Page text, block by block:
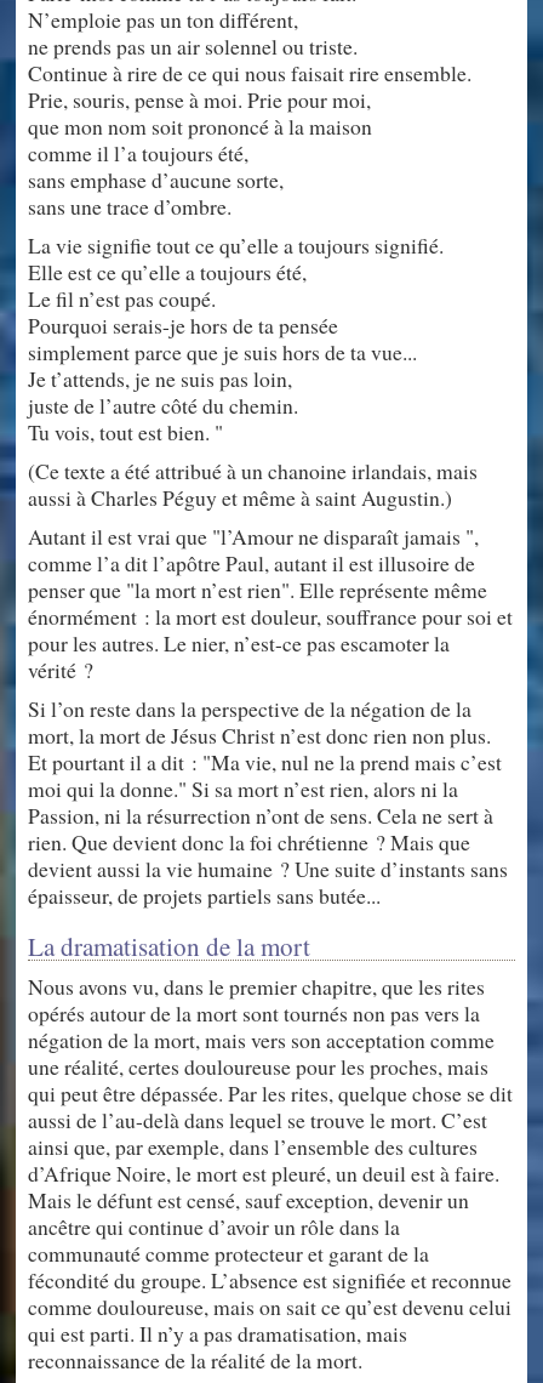
N’emploie pas un ton différent,
ne prends pas un air solennel ou triste.
Continue à rire de ce qui nous faisait rire ensemble.
Prie, souris, pense à moi. Prie pour moi,
que mon nom soit prononcé à la maison
comme il l’a toujours été,
sans emphase d’aucune sorte,
sans une trace d’ombre.
La vie signifie tout ce qu’elle a toujours signifié.
Elle est ce qu’elle a toujours été,
Le fil n’est pas coupé.
Pourquoi serais-je hors de ta pensée
simplement parce que je suis hors de ta vue...
Je t’attends, je ne suis pas loin,
juste de l’autre côté du chemin.
Tu vois, tout est bien. "
(Ce texte a été attribué à un chanoine irlandais, mais
aussi à Charles Péguy et même à saint Augustin.)
Autant il est vrai que "l’Amour ne disparaît jamais ",
comme l’a dit l’apôtre Paul, autant il est illusoire de
penser que "la mort n’est rien". Elle représente même
énormément : la mort est douleur, souffrance pour soi et
pour les autres. Le nier, n’est-ce pas escamoter la
vérité ?
Si l’on reste dans la perspective de la négation de la
mort, la mort de Jésus Christ n’est donc rien non plus.
Et pourtant il a dit : "Ma vie, nul ne la prend mais c’est
moi qui la donne." Si sa mort n’est rien, alors ni la
Passion, ni la résurrection n’ont de sens. Cela ne sert à
rien. Que devient donc la foi chrétienne ? Mais que
devient aussi la vie humaine ? Une suite d’instants sans
épaisseur, de projets partiels sans butée...
La dramatisation de la mort
Nous avons vu, dans le premier chapitre, que les rites
opérés autour de la mort sont tournés non pas vers la
négation de la mort, mais vers son acceptation comme
une réalité, certes douloureuse pour les proches, mais
qui peut être dépassée. Par les rites, quelque chose se dit
aussi de l’au-delà dans lequel se trouve le mort. C’est
ainsi que, par exemple, dans l’ensemble des cultures
d’Afrique Noire, le mort est pleuré, un deuil est à faire.
Mais le défunt est censé, sauf exception, devenir un
ancêtre qui continue d’avoir un rôle dans la
communauté comme protecteur et garant de la
fécondité du groupe. L’absence est signifiée et reconnue
comme douloureuse, mais on sait ce qu’est devenu celui
qui est parti. Il n’y a pas dramatisation, mais
reconnaissance de la réalité de la mort.